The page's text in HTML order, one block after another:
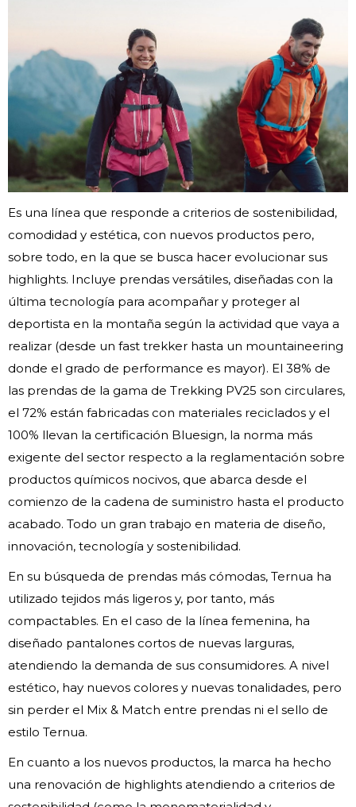
Es una línea que responde a criterios de sostenibilidad,
comodidad y estética, con nuevos productos pero,
sobre todo, en la que se busca hacer evolucionar sus
highlights. Incluye prendas versátiles, diseñadas con la
última tecnología para acompañar y proteger al
deportista en la montaña según la actividad que vaya a
realizar (desde un fast trekker hasta un mountaineering
donde el grado de performance es mayor). El 38% de
las prendas de la gama de Trekking PV25 son circulares,
el 72% están fabricadas con materiales reciclados y el
100% llevan la certificación Bluesign, la norma más
exigente del sector respecto a la reglamentación sobre
productos químicos nocivos, que abarca desde el
comienzo de la cadena de suministro hasta el producto
acabado. Todo un gran trabajo en materia de diseño,
innovación, tecnología y sostenibilidad.
En su búsqueda de prendas más cómodas, Ternua ha
utilizado tejidos más ligeros y, por tanto, más
compactables. En el caso de la línea femenina, ha
diseñado pantalones cortos de nuevas larguras,
atendiendo la demanda de sus consumidores. A nivel
estético, hay nuevos colores y nuevas tonalidades, pero
sin perder el Mix & Match entre prendas ni el sello de
estilo Ternua.
En cuanto a los nuevos productos, la marca ha hecho
una renovación de highlights atendiendo a criterios de